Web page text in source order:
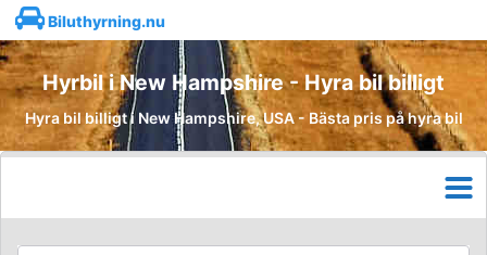
Biluthyrning.nu
Hyrbil i New Hampshire - Hyra bil billigt
Hyra bil billigt i New Hampshire, USA - Bästa pris på hyra bil